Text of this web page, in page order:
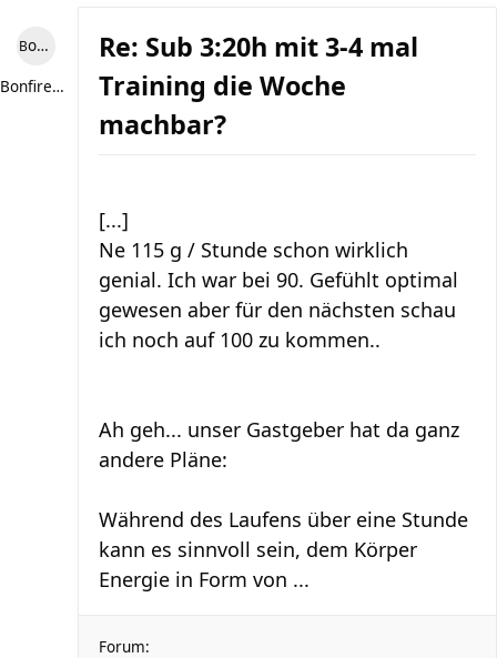
Bonfire307
Bonfire307
Re: Sub 3:20h mit 3-4 mal
Training die Woche
machbar?
[...]
Ne 115 g / Stunde schon wirklich
genial. Ich war bei 90. Gefühlt optimal
gewesen aber für den nächsten schau
ich noch auf 100 zu kommen..
Ah geh... unser Gastgeber hat da ganz
andere Pläne:
Während des Laufens über eine Stunde
kann es sinnvoll sein, dem Körper
Energie in Form von ...
Forum: